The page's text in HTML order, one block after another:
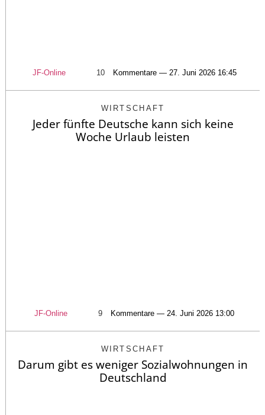
JF-Online 10 Kommentare — 27. Juni 2026 16:45
WIRTSCHAFT
Jeder fünfte Deutsche kann sich keine
Woche Urlaub leisten
JF-Online 9 Kommentare — 24. Juni 2026 13:00
WIRTSCHAFT
Darum gibt es weniger Sozialwohnungen in
Deutschland